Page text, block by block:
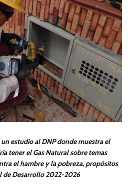
estudio al DNP donde muestra el
tener el Gas Natural sobre temas
el hambre y la pobreza, propósitos
de Desarrollo 2022-2026